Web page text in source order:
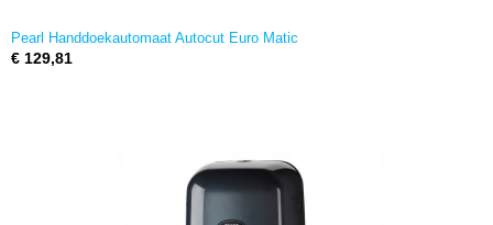
Pearl Handdoekautomaat Autocut Euro Matic
€ 129,81